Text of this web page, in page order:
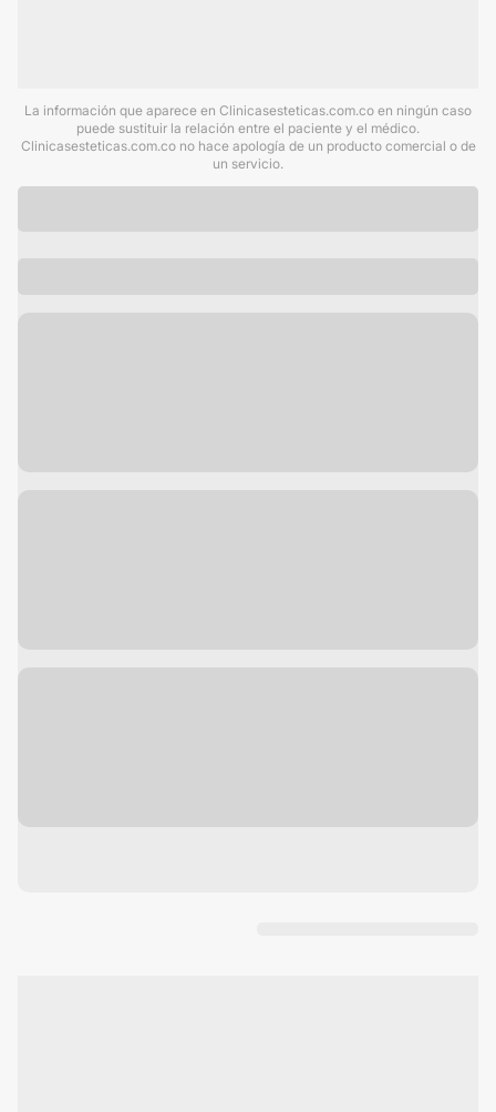
La información que aparece en Clinicasesteticas.com.co en ningún caso
puede sustituir la relación entre el paciente y el médico.
Clinicasesteticas.com.co no hace apología de un producto comercial o de
un servicio.